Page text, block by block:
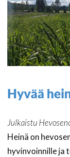
Hyvää
Julkaistu
Heinä on
hyvinvoinnille ja